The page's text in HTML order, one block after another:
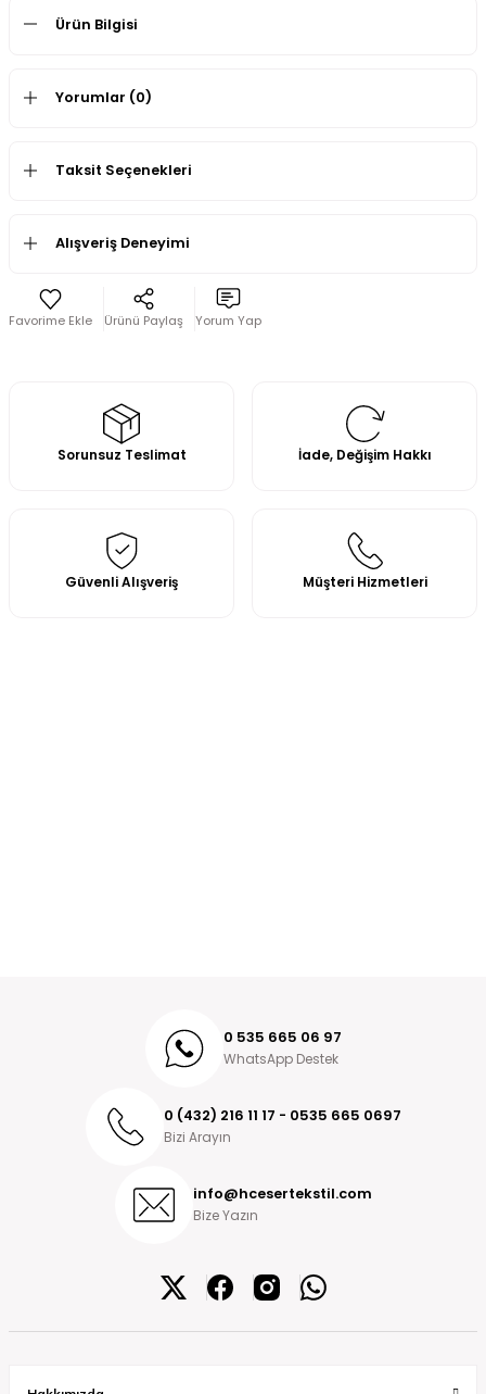
Ürün Bilgisi
Yorumlar (0)
Taksit Seçenekleri
Alışveriş Deneyimi
Ürünü Paylaş Yorum Yap
Sorunsuz Teslimat İade, Değişim Hakkı
Güvenli Alışveriş Müşteri Hizmetleri
0 535 665 06 97
WhatsApp Destek
0 (432) 216 11 17 - 0535 665 0697
Bizi Arayın
info@hcesertekstil.com
Bize Yazın